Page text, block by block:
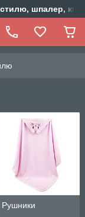
шпалер,
Рушники